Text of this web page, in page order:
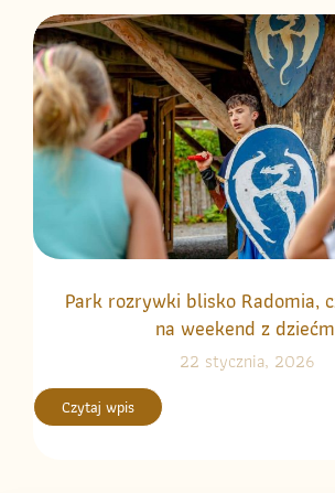
Park rozrywki blisko Radomia,
na weekend z
22 stycznia, 2026
Czytaj wpis